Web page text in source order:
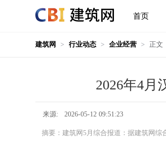
首页
建筑网 > 行业动态 > 企业经营 > 正文
2026年4月
来源: 2026-05-12 09:51:23
摘要：建筑网5月综合报道：据建筑网综